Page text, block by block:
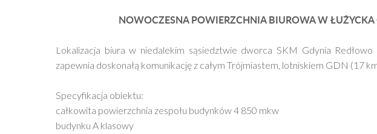
NOWOCZESNA POWIERZCHNIA BIUROWA W ŁUŻYCKA
Lokalizacja biura w niedalekim sąsiedztwie dworca SKM Gdynia
zapewnia doskonałą komunikację z całym Trójmiastem, lotniskiem GDN (17
Specyfikacja obiektu:
całkowita powierzchnia zespołu budynków 4 850 mkw
budynku A klasowy